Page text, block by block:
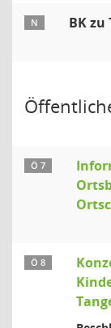
N BK zu
Ö 7
Ö 8